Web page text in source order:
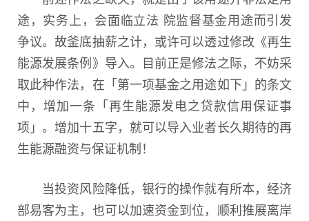
途，实务上，会面临立法 院监督基金用途而引发
争议。故釜底抽薪之计，或许可以透过修改《再生
能源发展条例》导入。目前正是修法之际，不妨采
取此种作法，在「第一项基金之用途如下」的条文
中，增加一条「再生能源发电之贷款信用保证事
项」。增加十五字，就可以导入业者长久期待的再
生能源融资与保证机制！
当投资风险降低，银行的操作就有所本，经济
部易客为主，也可以加速资金到位，顺利推展离岸